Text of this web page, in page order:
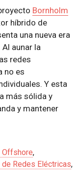
Bornholm
híbrido de
una nueva era
aunar la
redes
no es
Y esta
más sólida y
y mantener
Offshore,
Redes Eléctricas,